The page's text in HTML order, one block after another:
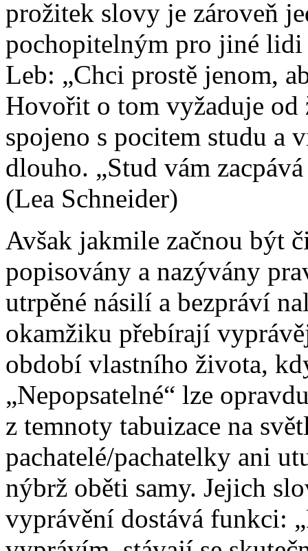
prožitek slovy je zároveň
pochopitelným pro jiné
Leb: „Chci prostě jenom,
Hovořit o tom vyžaduje od
spojeno s pocitem studu a
dlouho. „Stud vám
(Lea Schneider)
Avšak jakmile začnou být
popisovány a nazývány
utrpěné násilí a bezpráví
okamžiku přebírají
období vlastního života,
„Nepopsatelné“ lze
z temnoty tabuizace na
pachatelé/pachatelky ani
nýbrž oběti samy. Jejich
vyprávění dostává funkci: